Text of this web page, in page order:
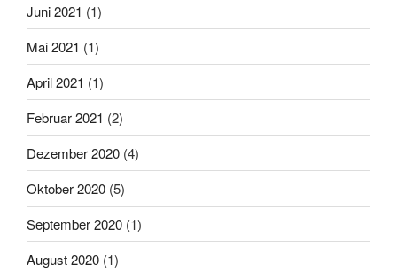
Juni 2021 (1)
Mai 2021 (1)
April 2021 (1)
Februar 2021 (2)
Dezember 2020 (4)
Oktober 2020 (5)
September 2020 (1)
August 2020 (1)